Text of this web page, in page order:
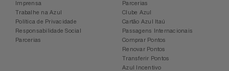
Imprensa
Trabalhe na Azul
Política de Privacidade
Responsabilidade Social
Parcerias
Parcerias
Clube Azul
Cartão Azul Itaú
Passagens Internacionais
Comprar Pontos
Renovar Pontos
Transferir Pontos
Azul Incentivo